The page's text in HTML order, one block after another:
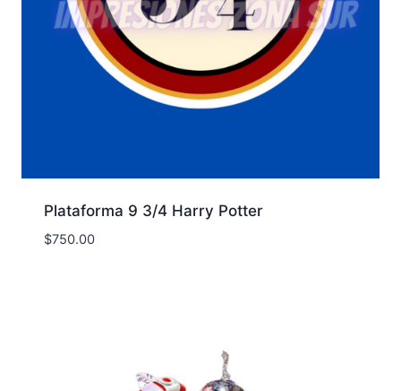
Plataforma 9 3/4 Harry Potter
$750.00